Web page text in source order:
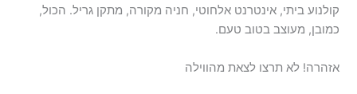
קולנוע ביתי, אינטרנט אלחוטי, חניה מקורה, מתקן גריל. הכול,
כמובן, מעוצב בטוב טעם.
אזהרה! לא תרצו לצאת מהווילה